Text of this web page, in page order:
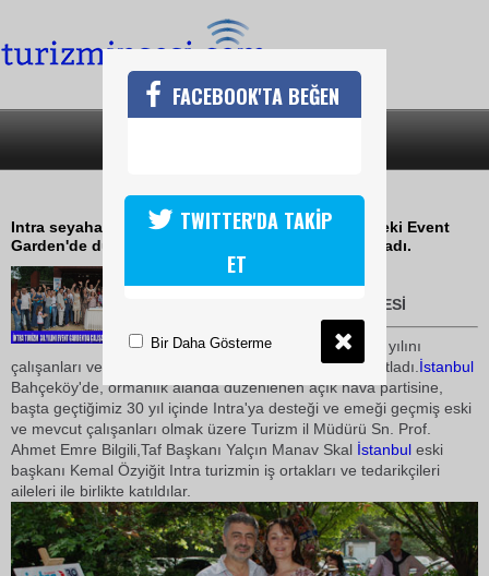
İNTRA TURİZM 30.YILINI KUTLADI
Intra seyahat acentesi, 30. yılını İstanbul Sarıyer'deki Event
Garden'de düzenlediği bir açık hava partisi ile kutladı.
31 Mayıs 2010 / 10:06
-TURİZMİN SESİ
Intra Turizm kuruluşunun 30. yılını
çalışanları ve turizm sektoründen dostlarıyla birlikte kutladı. İstanbul
Bahçeköy'de, ormanlık alanda düzenlenen açık hava partisine,
başta geçtiğimiz 30 yıl içinde Intra'ya desteği ve emeği geçmiş eski
ve mevcut çalışanları olmak üzere Turizm il Müdürü Sn. Prof.
Ahmet Emre Bilgili,Taf Başkanı Yalçın Manav Skal İstanbul eski
başkanı Kemal Özyiğit Intra turizmin iş ortakları ve tedarikçileri
aileleri ile birlikte katıldılar.
FACEBOOK'TA BEĞEN
TWITTER'DA TAKİP
ET
Bir Daha Gösterme